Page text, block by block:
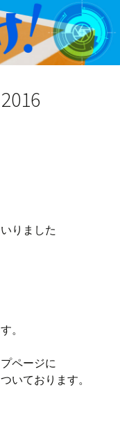
りました
。
ページに
いております。